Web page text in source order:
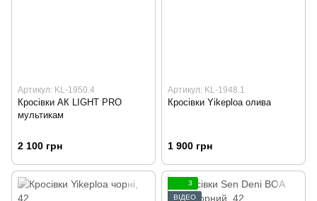
Артикул: KL-1950.4
Кросівки АК LIGHT PRO
мультикам
2 100 грн
Артикул: KL-1948.1
Кросівки Yikeploa олива
1 900 грн
3
ВІДЕО